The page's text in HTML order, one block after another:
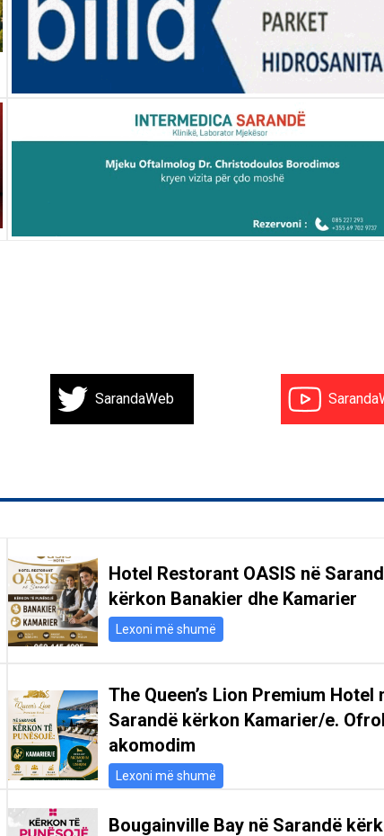
SarandaWeb
Hotel Restorant OASIS në
kërkon Banakier dhe Kamarier
Lexoni më shumë
The Queen’s Lion Premium Hotel
Sarandë kërkon Kamarier/e.
akomodim
Lexoni më shumë
Bougainville Bay në Sarandë